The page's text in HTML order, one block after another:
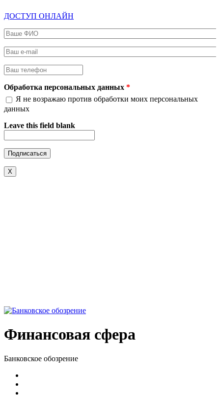
ДОСТУП ОНЛАЙН
Ваше ФИО
Ваш e-mail
Ваш телефон
Обработка персональных данных *
Я не возражаю против обработки моих персональных
данных
Leave this field blank
X
Финансовая сфера
Банковское обозрение